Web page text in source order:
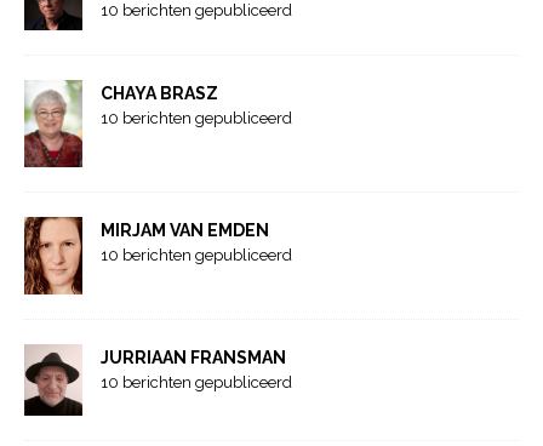
10 berichten gepubliceerd
CHAYA BRASZ
10 berichten gepubliceerd
MIRJAM VAN EMDEN
10 berichten gepubliceerd
JURRIAAN FRANSMAN
10 berichten gepubliceerd